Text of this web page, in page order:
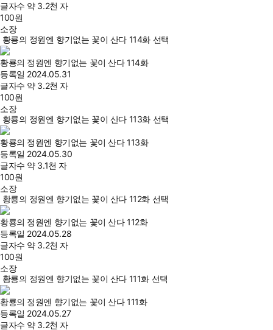
글자수 약 3.2천 자
100원
소장
황룡의 정원엔 향기없는 꽃이 산다 114화 선택
황룡의 정원엔 향기없는 꽃이 산다 114화
등록일 2024.05.31
글자수 약 3.2천 자
100원
소장
황룡의 정원엔 향기없는 꽃이 산다 113화 선택
황룡의 정원엔 향기없는 꽃이 산다 113화
등록일 2024.05.30
글자수 약 3.1천 자
100원
소장
황룡의 정원엔 향기없는 꽃이 산다 112화 선택
황룡의 정원엔 향기없는 꽃이 산다 112화
등록일 2024.05.28
글자수 약 3.2천 자
100원
소장
황룡의 정원엔 향기없는 꽃이 산다 111화 선택
황룡의 정원엔 향기없는 꽃이 산다 111화
등록일 2024.05.27
글자수 약 3.2천 자